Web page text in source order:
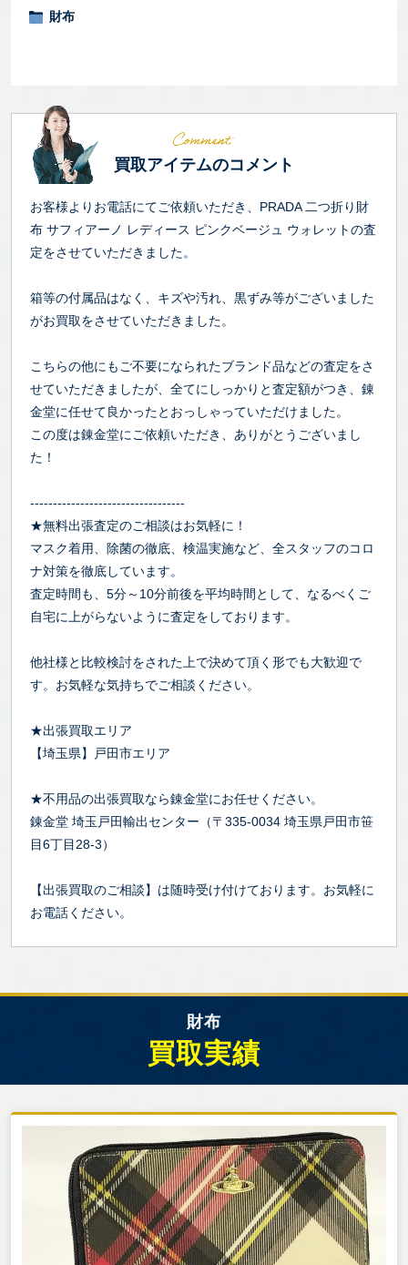
財布
買取アイテムのコメント
お客様よりお電話にてご依頼いただき、PRADA 二つ折り財
布 サフィアーノ レディース ピンクベージュ ウォレットの査
定をさせていただきました。
箱等の付属品はなく、キズや汚れ、黒ずみ等がございました
がお買取をさせていただきました。
こちらの他にもご不要になられたブランド品などの査定をさ
せていただきましたが、全てにしっかりと査定額がつき、錬
金堂に任せて良かったとおっしゃっていただけました。
この度は錬金堂にご依頼いただき、ありがとうございまし
た！
----------------------------------
★無料出張査定のご相談はお気軽に！
マスク着用、除菌の徹底、検温実施など、全スタッフのコロ
ナ対策を徹底しています。
査定時間も、5分～10分前後を平均時間として、なるべくご
自宅に上がらないように査定をしております。
他社様と比較検討をされた上で決めて頂く形でも大歓迎で
す。お気軽な気持ちでご相談ください。
★出張買取エリア
【埼玉県】戸田市エリア
★不用品の出張買取なら錬金堂にお任せください。
錬金堂 埼玉戸田輸出センター（〒335-0034 埼玉県戸田市笹
目6丁目28-3）
【出張買取のご相談】は随時受け付けております。お気軽に
お電話ください。
財布
買取実績